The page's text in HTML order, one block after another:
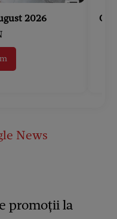
2026
News